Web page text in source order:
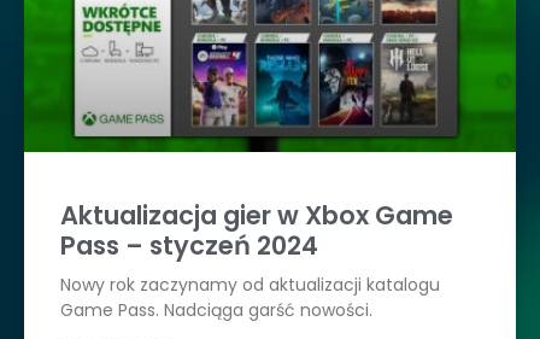
Aktualizacja gier w Xbox Game
Pass – styczeń 2024
Nowy rok zaczynamy od aktualizacji katalogu
Game Pass. Nadciąga garść nowości.